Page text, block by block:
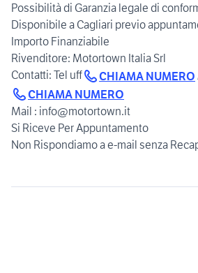
Possibilità di Garanzia legale di
Disponibile a Cagliari previo
Importo Finanziabile
Rivenditore: Motortown Italia Srl
Contatti: Tel uff
CHIAMA NUMERO
CHIAMA NUMERO
Mail : info@motortown.it
Si Riceve Per Appuntamento
Non Rispondiamo a e-mail senza